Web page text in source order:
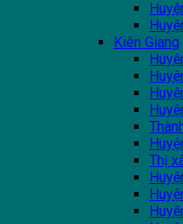
Kiên Giang
Thị